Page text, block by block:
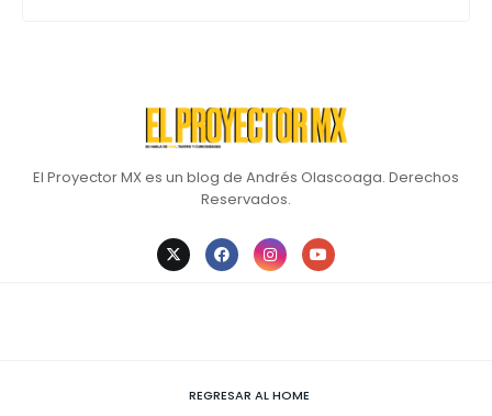
El Proyector MX es un blog de Andrés Olascoaga. Derechos
Reservados.
REGRESAR AL HOME